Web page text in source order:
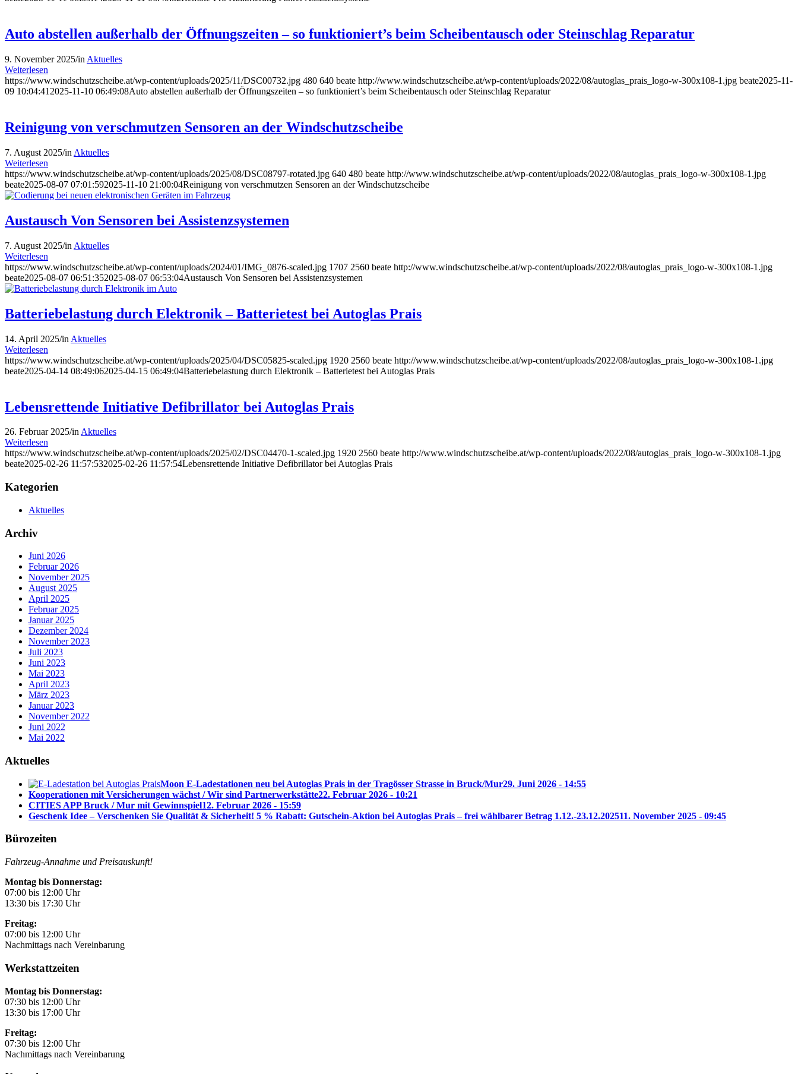
Auto abstellen außerhalb der Öffnungszeiten – so funktioniert’s beim Scheibentausch oder Steinschlag Reparatur
9. November 2025/in Aktuelles
Weiterlesen
https://www.windschutzscheibe.at/wp-content/uploads/2025/11/DSC00732.jpg 480 640 beate http://www.windschutzscheibe.at/wp-content/uploads/2022/08/autoglas_prais_logo-w-300x108-1.jpg beate2025-11-
09 10:04:41 2025-11-10 06:49:08Auto abstellen außerhalb der Öffnungszeiten – so funktioniert’s beim Scheibentausch oder Steinschlag Reparatur
Reinigung von verschmutzen Sensoren an der Windschutzscheibe
7. August 2025/in Aktuelles
Weiterlesen
https://www.windschutzscheibe.at/wp-content/uploads/2025/08/DSC08797-rotated.jpg 640 480 beate http://www.windschutzscheibe.at/wp-content/uploads/2022/08/autoglas_prais_logo-w-300x108-1.jpg
beate2025-08-07 07:01:592025-11-10 21:00:04Reinigung von verschmutzen Sensoren an der Windschutzscheibe
Austausch Von Sensoren bei Assistenzsystemen
7. August 2025/in Aktuelles
Weiterlesen
https://www.windschutzscheibe.at/wp-content/uploads/2024/01/IMG_0876-scaled.jpg 1707 2560 beate http://www.windschutzscheibe.at/wp-content/uploads/2022/08/autoglas_prais_logo-w-300x108-1.jpg
beate2025-08-07 06:51:352025-08-07 06:53:04Austausch Von Sensoren bei Assistenzsystemen
Batteriebelastung durch Elektronik – Batterietest bei Autoglas Prais
14. April 2025/in Aktuelles
Weiterlesen
https://www.windschutzscheibe.at/wp-content/uploads/2025/04/DSC05825-scaled.jpg 1920 2560 beate http://www.windschutzscheibe.at/wp-content/uploads/2022/08/autoglas_prais_logo-w-300x108-1.jpg
beate2025-04-14 08:49:062025-04-15 06:49:04Batteriebelastung durch Elektronik – Batterietest bei Autoglas Prais
Lebensrettende Initiative Defibrillator bei Autoglas Prais
26. Februar 2025/inAktuelles
Weiterlesen
https://www.windschutzscheibe.at/wp-content/uploads/2025/02/DSC04470-1-scaled.jpg 1920 2560 beate http://www.windschutzscheibe.at/wp-content/uploads/2022/08/autoglas_prais_logo-w-300x108-1.jpg
beate2025-02-26 11:57:532025-02-26 11:57:54Lebensrettende Initiative Defibrillator bei Autoglas Prais
Kategorien
Aktuelles
Archiv
Juni 2026
Februar 2026
November 2025
August 2025
April 2025
Februar 2025
Januar 2025
Dezember 2024
November 2023
Juli 2023
Juni 2023
Mai 2023
April 2023
März 2023
Januar 2023
November 2022
Juni 2022
Mai 2022
Aktuelles
Moon E-Ladestationen neu bei Autoglas Prais in der Tragösser Strasse in Bruck/Mur29. Juni 2026 - 14:55
Kooperationen mit Versicherungen wächst / Wir sind Partnerwerkstätte22. Februar 2026 - 10:21
CITIES APP Bruck / Mur mit Gewinnspiel12. Februar 2026 - 15:59
Geschenk Idee – Verschenken Sie Qualität & Sicherheit! 5 % Rabatt: Gutschein-Aktion bei Autoglas Prais – frei wählbarer Betrag 1.12.-23.12.202511. November 2025 - 09:45
Bürozeiten
Fahrzeug-Annahme und Preisauskunft!
Montag bis Donnerstag:
07:00 bis 12:00 Uhr
13:30 bis 17:30 Uhr
Freitag:
07:00 bis 12:00 Uhr
Nachmittags nach Vereinbarung
Werkstattzeiten
Montag bis Donnerstag:
07:30 bis 12:00 Uhr
13:30 bis 17:00 Uhr
Freitag:
07:30 bis 12:00 Uhr
Nachmittags nach Vereinbarung